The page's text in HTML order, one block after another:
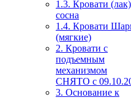
1.3. Кровати (лак)
сосна
1.4. Кровати
(мягкие)
2. Кровати с
подъемным
механизмом
СНЯТО с
3. Основание к